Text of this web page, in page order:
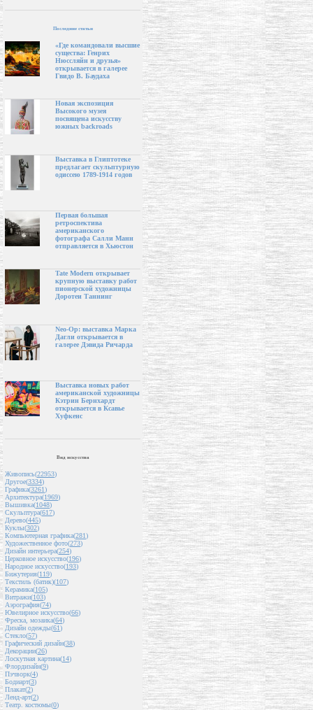
Последние статьи
«Где командовали высшие
существа: Генрих
Нюссляйн и друзья»
открывается в галерее
Гвидо В. Баудаха
Новая экспозиция
Высокого музея
посвящена искусству
южных backroads
Выставка в Глиптотеке
предлагает скульптурную
одиссею 1789-1914 годов
Первая большая
ретроспектива
американского
фотографа Салли Манн
отправляется в Хьюстон
Tate Modern открывает
крупную выставку работ
пионерской художницы
Доротеи Таннинг
Neo-Op: выставка Марка
Дагли открывается в
галерее Дэвида Ричарда
Выставка новых работ
американской художницы
Кэтрин Бернхардт
открывается в Ксавье
Хуфкенс
Вид искусства
Живопись(22953)
Другое(3334)
Графика(3261)
Архитектура(1969)
Вышивка(1048)
Скульптура(617)
Дерево(445)
Куклы(302)
Компьютерная графика(281)
Художественное фото(273)
Дизайн интерьера(254)
Церковное искусство(196)
Народное искусство(193)
Бижутерия(119)
Текстиль (батик)(107)
Керамика(105)
Витражи(103)
Аэрография(74)
Ювелирное искусство(66)
Фреска, мозаика(64)
Дизайн одежды(61)
Стекло(57)
Графический дизайн(38)
Декорации(26)
Лоскутная картина(14)
Флордизайн(9)
Пэчворк(4)
Бодиарт(3)
Плакат(2)
Ленд-арт(2)
Театр. костюмы(0)